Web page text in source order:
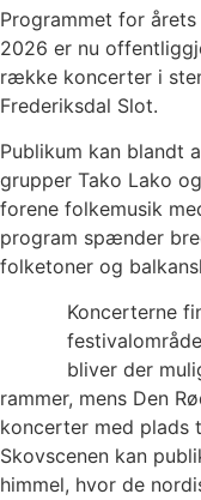
Programmet for
2026 er nu
række koncerter i
Frederiksdal Slot.
Publikum kan blandt
grupper Tako Lako
forene folkemusik
program spænder
folketoner og
Koncerterne
bliver der
rammer, mens Den
koncerter med plads
Skovscenen kan
himmel, hvor de